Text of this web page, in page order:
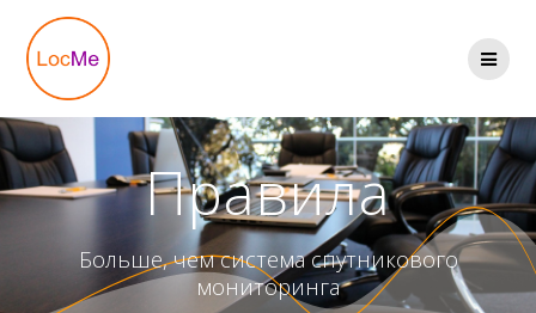
Правила
Больше, чем система спутникового
мониторинга